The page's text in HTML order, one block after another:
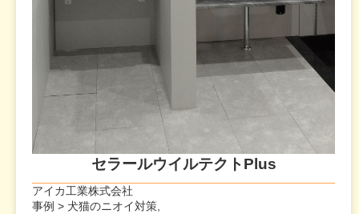
セラールウイルテクトPlus
アイカ工業株式会社
事例 > 犬猫のニオイ対策,